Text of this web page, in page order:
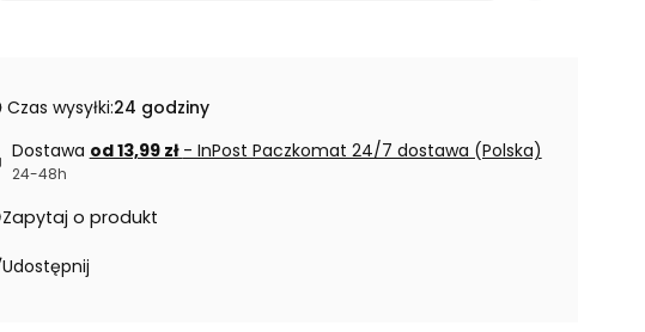
Czas wysyłki:24 godziny
Dostawa od 13,99 zł - InPost Paczkomat 24/7 dostawa (Polska)
24-48h
Zapytaj o produkt
Udostępnij